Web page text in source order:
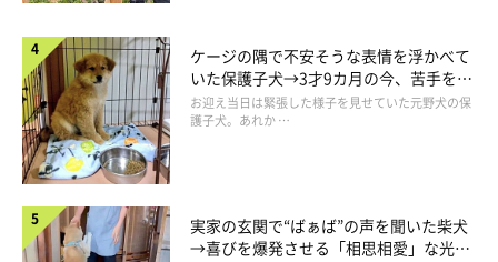
ケージの隅で不安そうな表情を浮かべて
いた保護子犬→3才9カ月の今、苦手を克
服し頼もしいコに成長！
お迎え当日は緊張した様子を見せていた元野犬の保
護子犬。あれか …
実家の玄関で“ばぁば”の声を聞いた柴犬
→喜びを爆発させる「相思相愛」な光景